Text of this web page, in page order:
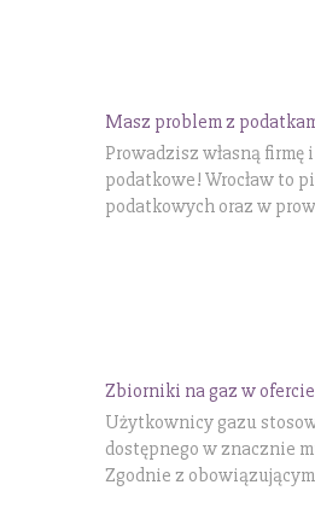
Masz problem z
Prowadzisz własną
podatkowe! Wrocław to
podatkowych oraz w
Zbiorniki na gaz w
Użytkownicy gazu
dostępnego w znacznie
Zgodnie z